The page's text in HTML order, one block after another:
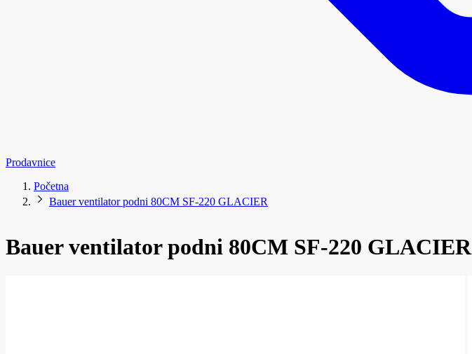
Prodavnice
Početna
Bauer ventilator podni 80CM SF-220 GLACIER
Bauer ventilator podni 80CM SF-220 GLACIER